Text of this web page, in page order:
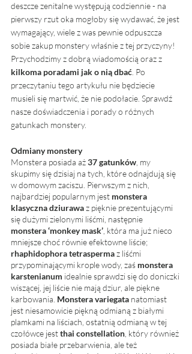
deszcze zenitalne występują codziennie - na
pierwszy rzut oka mogłoby się wydawać, że jest
wymagający, wiele z was pewnie odpuszcza
sobie zakup monstery właśnie z tej przyczyny!
Przychodzimy z dobrą wiadomością oraz z
kilkoma poradami jak o nią dbać . Po
przeczytaniu tego artykułu nie będziecie
musieli się martwić, że nie podołacie. Sprawdź
nasze doświadczenia i porady o różnych
gatunkach monstery.
Odmiany monstery
Monstera posiada aż 37 gatunków , my
skupimy się dzisiaj na tych, które odnajdują się
w domowym zaciszu. Pierwszym z nich,
najbardziej popularnym jest monstera
klasyczna dziurawa z pięknie prezentującymi
się dużymi zielonymi liśćmi, następnie
monstera ‘monkey mask’ , która ma już nieco
mniejsze choć równie efektowne liście;
rhaphidophora tetrasperma z liśćmi
przypominającymi krople wody, zaś monstera
karstenianum idealnie sprawdzi się do doniczki
wiszącej, jej liście nie mają dziur, ale piękne
karbowania. Monstera variegata natomiast
jest niesamowicie piękną odmianą z białymi
plamkami na liściach, ostatnią odmianą w tej
czołówce jest thai constellation , który również
posiada białe przebarwienia, ale też